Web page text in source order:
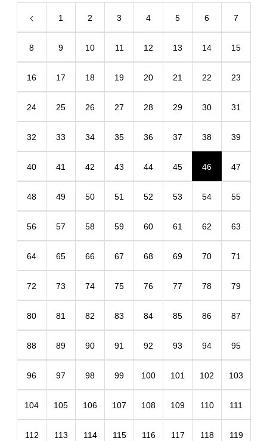
1 2 3 4 5 6 7
8 9 10 11 12 13 14 15
16 17 18 19 20 21 22 23
24 25 26 27 28 29 30 31
32 33 34 35 36 37 38 39
40 41 42 43 44 45 46 47
48 49 50 51 52 53 54 55
56 57 58 59 60 61 62 63
64 65 66 67 68 69 70 71
72 73 74 75 76 77 78 79
80 81 82 83 84 85 86 87
88 89 90 91 92 93 94 95
96 97 98 99 100 101 102 103
104 105 106 107 108 109 110 111
112 113 114 115 116 117 118 119